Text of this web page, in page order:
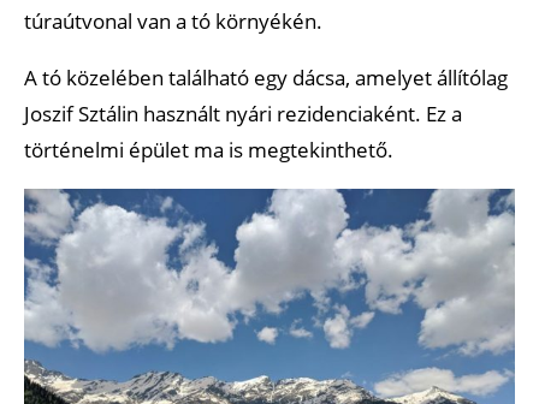
túraútvonal van a tó környékén.
A tó közelében található egy dácsa, amelyet állítólag
Joszif Sztálin használt nyári rezidenciaként. Ez a
történelmi épület ma is megtekinthető.